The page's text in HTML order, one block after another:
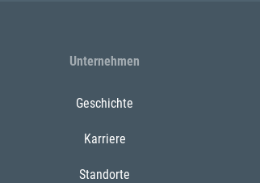
Unternehmen
Geschichte
Karriere
Standorte